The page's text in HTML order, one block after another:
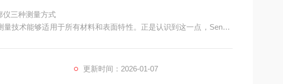
仪三种测量方式
技术能够适用于所有材料和表面特性。正是认识到这一点，Sensof
更新时间：2026-01-07